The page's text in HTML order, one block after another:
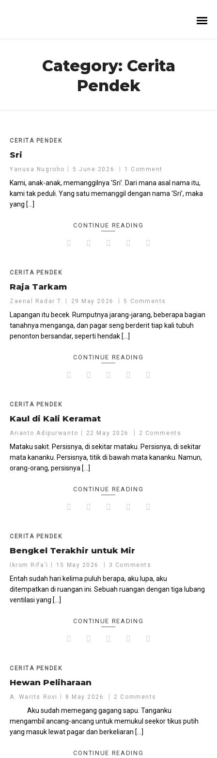
Category: Cerita
Pendek
CERITA PENDEK
Sri
Yanusa Nugroho 5 June 2026 1 Comment
Kami, anak-anak, memanggilnya ‘Sri’. Dari mana asal nama itu,
kami tak peduli. Yang satu memanggil dengan nama ‘Sri’, maka
yang […]
CONTINUE READING
CERITA PENDEK
Raja Tarkam
Zaenal Radar T. 29 May 2026 5 Comments
Lapangan itu becek. Rumputnya jarang-jarang, beberapa bagian
tanahnya menganga, dan pagar seng berderit tiap kali tubuh
penonton bersandar, seperti hendak […]
CONTINUE READING
CERITA PENDEK
Kaul di Kali Keramat
Arianto Adipurwanto 22 May 2026 2 Comments
Mataku sakit. Persisnya, di sekitar mataku. Persisnya, di sekitar
mata kananku. Persisnya, titik di bawah mata kananku. Namun,
orang-orang, persisnya […]
CONTINUE READING
CERITA PENDEK
Bengkel Terakhir untuk Mir
Ikrom Rifa’i 15 May 2026 3 Comments
Entah sudah hari kelima puluh berapa, aku lupa, aku
ditempatkan di ruangan ini. Sebuah ruangan dengan tiga lubang
ventilasi yang […]
CONTINUE READING
CERITA PENDEK
Hewan Peliharaan
A. Warits Rovi 8 May 2026 2 Comments
Aku sudah memegang gagang sapu. Tanganku
mengambil ancang-ancang untuk memukul seekor tikus putih
yang masuk lewat pagar dan berkeliaran […]
CONTINUE READING